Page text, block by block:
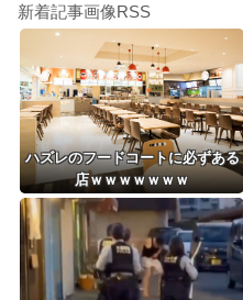
新着記事画像RSS
ハズレのフードコートに必ずある
店ｗｗｗｗｗｗｗ